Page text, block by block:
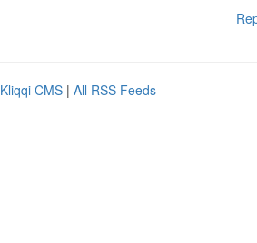
Kliqqi CMS | All RSS Feeds